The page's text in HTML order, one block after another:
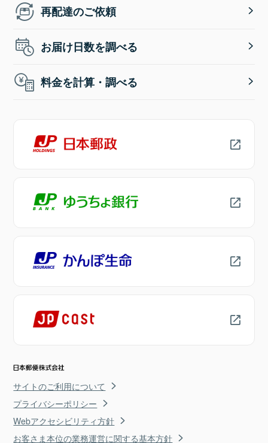
再配達のご依頼
お届け日数を調べる
料金を計算・調べる
サイトのご利用について
プライバシーポリシー
Webアクセシビリティ方針
お客さま本位の業務運営に関する基本方針